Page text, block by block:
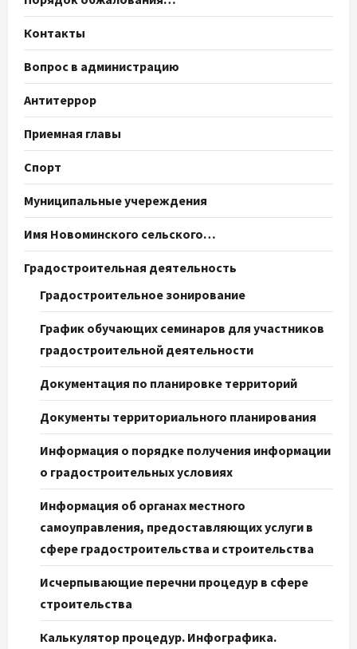
Контакты
Вопрос в администрацию
Антитеррор
Приемная главы
Спорт
Муниципальные учереждения
Имя Новоминского сельского…
Градостроительная деятельность
Градостроительное зонирование
График обучающих семинаров для участников
градостроительной деятельности
Документация по планировке территорий
Документы территориального планирования
Информация о порядке получения информации
о градостроительных условиях
Информация об органах местного
самоуправления, предоставляющих услуги в
сфере градостроительства и строительства
Исчерпывающие перечни процедур в сфере
строительства
Калькулятор процедур. Инфографика.